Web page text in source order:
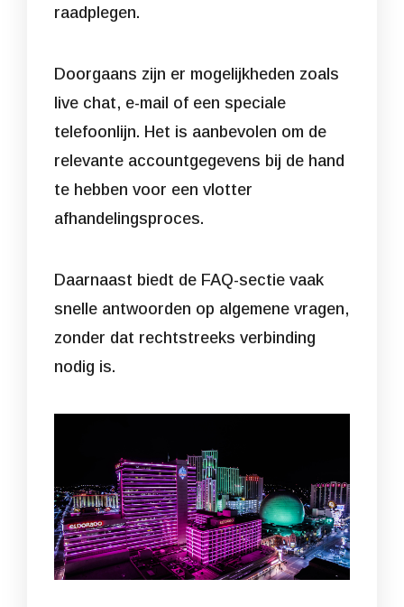
raadplegen.
Doorgaans zijn er mogelijkheden zoals
live chat, e-mail of een speciale
telefoonlijn. Het is aanbevolen om de
relevante accountgegevens bij de hand
te hebben voor een vlotter
afhandelingsproces.
Daarnaast biedt de FAQ-sectie vaak
snelle antwoorden op algemene vragen,
zonder dat rechtstreeks verbinding
nodig is.